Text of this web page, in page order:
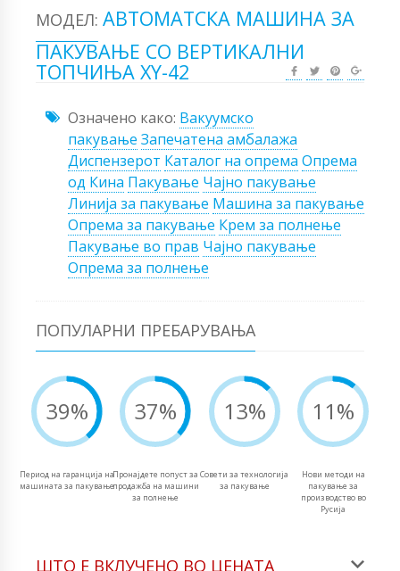
МОДЕЛ: АВТОМАТСКА МАШИНА ЗА
ПАКУВАЊЕ СО ВЕРТИКАЛНИ
ТОПЧИЊА XY-42
Означено како: Вакуумско
пакување Запечатена амбалажа
Диспензерот Каталог на опрема Опрема
од Кина Пакување Чајно пакување
Линија за пакување Машина за пакување
Опрема за пакување Крем за полнење
Пакување во прав Чајно пакување
Опрема за полнење
ПОПУЛАРНИ ПРЕБАРУВАЊА
39%
Период на гаранција на
машината за пакување
37%
Пронајдете попуст за
продажба на машини
за полнење
13%
Совети за технологија
за пакување
11%
Нови методи на
пакување за
производство во
Русија
ШТО Е ВКЛУЧЕНО ВО ЦЕНАТА